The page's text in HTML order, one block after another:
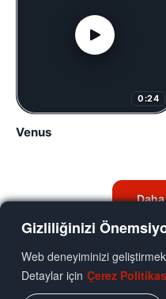
Gizliliğinizi
Web deneyiminizi
Detaylar için Çerez
0:24
Venus